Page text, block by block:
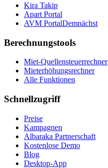
Kira Takip
Apart Portal
AVM PortalDemnächst
Berechnungstools
Miet-Quellensteuerrechner
Mieterhöhungsrechner
Alle Funktionen
Schnellzugriff
Preise
Kampagnen
Albaraka Partnerschaft
Kostenlose Demo
Blog
Desktop-App